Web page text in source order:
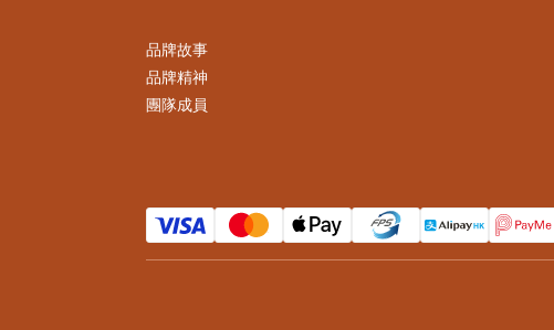
品牌故事
品牌精神
團隊成員